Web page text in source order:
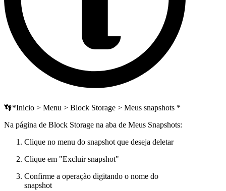
👣*Inicio > Menu > Block Storage > Meus snapshots *
Na página de Block Storage na aba de Meus Snapshots:
Clique no menu do snapshot que deseja deletar
Clique em "Excluir snapshot"
Confirme a operação digitando o nome do
snapshot